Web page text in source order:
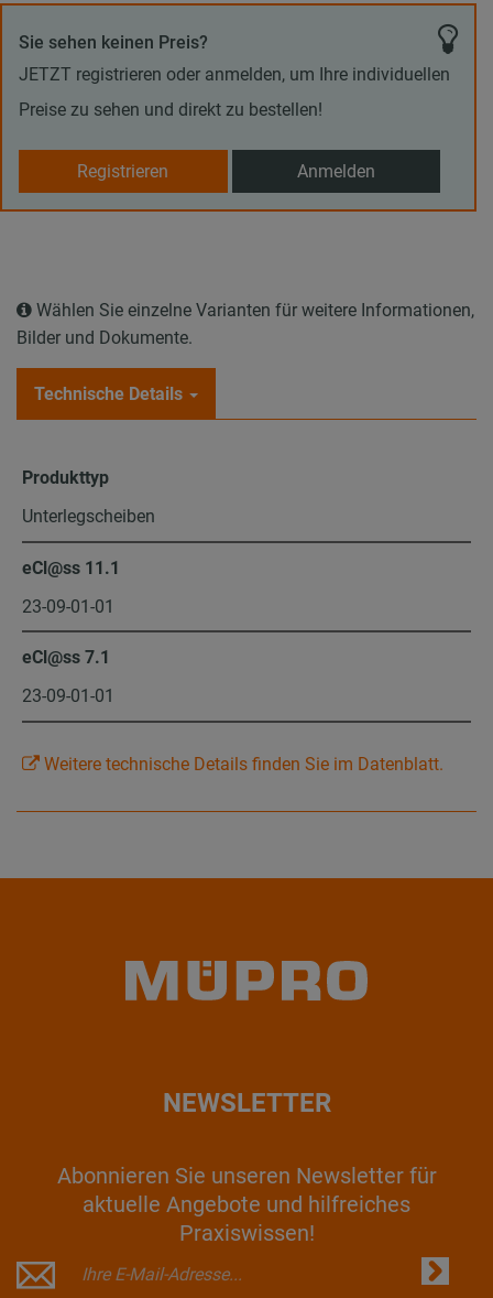
Sie sehen keinen Preis?
JETZT registrieren oder anmelden, um Ihre individuellen
Preise zu sehen und direkt zu bestellen!
Registrieren Anmelden
Wählen Sie einzelne Varianten für weitere Informationen,
Bilder und Dokumente.
Technische Details
Produkttyp
Unterlegscheiben
eCl@ss 11.1
23-09-01-01
eCl@ss 7.1
23-09-01-01
Weitere technische Details finden Sie im Datenblatt.
NEWSLETTER
Abonnieren Sie unseren Newsletter für
aktuelle Angebote und hilfreiches
Praxiswissen!